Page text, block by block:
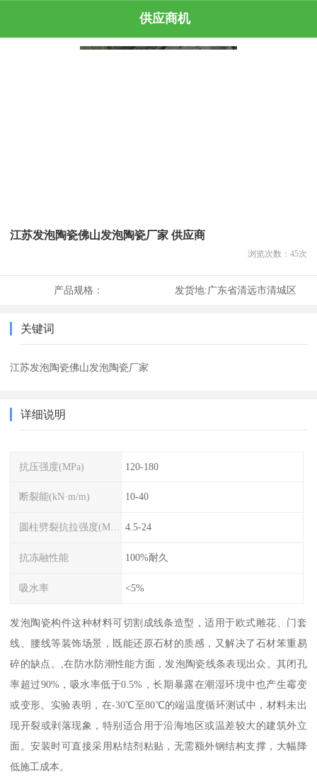
供应商机
江苏发泡陶瓷佛山发泡陶瓷厂家 供应商
浏览次数： 45次
产品规格： 发货地:广东省清远市清城区
关键词
江苏发泡陶瓷佛山发泡陶瓷厂家
详细说明
抗压强度(MPa) 120-180
断裂能(kN·m/m) 10-40
圆柱劈裂抗拉强度(MPa) 4.5-24
抗冻融性能 100%耐久
吸水率 <5%
发泡陶瓷构件这种材料可切割成线条造型，适用于欧式雕花、门套
线、腰线等装饰场景，既能还原石材的质感，又解决了石材笨重易
碎的缺点。,在防水防潮性能方面，发泡陶瓷线条表现出众。其闭孔
率超过90%，吸水率低于0.5%，长期暴露在潮湿环境中也产生霉变
或变形。实验表明，在-30℃至80℃的端温度循环测试中，材料未出
现开裂或剥落现象，特别适合用于沿海地区或温差较大的建筑外立
面。安装时可直接采用粘结剂粘贴，无需额外钢结构支撑，大幅降
低施工成本。